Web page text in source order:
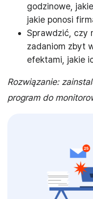
godzinowe,
jakie ponosi
Sprawdzić, czy
zadaniom zbyt
efektami, jakie
Rozwiązanie:
program do